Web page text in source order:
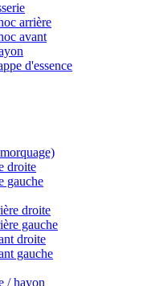
arrière
avant
d'essence
droite
gauche
droite
gauche
droite
gauche
/ hayon